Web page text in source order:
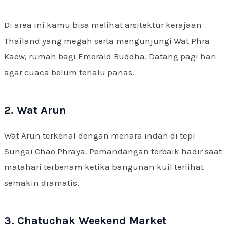
Di area ini kamu bisa melihat arsitektur kerajaan
Thailand yang megah serta mengunjungi Wat Phra
Kaew, rumah bagi Emerald Buddha. Datang pagi hari
agar cuaca belum terlalu panas.
2. Wat Arun
Wat Arun terkenal dengan menara indah di tepi
Sungai Chao Phraya. Pemandangan terbaik hadir saat
matahari terbenam ketika bangunan kuil terlihat
semakin dramatis.
3. Chatuchak Weekend Market